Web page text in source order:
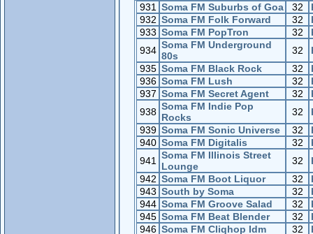
931 Soma FM Suburbs of Goa 32
932 Soma FM Folk Forward 32
933 Soma FM PopTron 32
934 Soma FM Underground
80s
32
935 Soma FM Black Rock 32
936 Soma FM Lush 32
937 Soma FM Secret Agent 32
938 Soma FM Indie Pop
Rocks
32
939 Soma FM Sonic Universe 32
940 Soma FM Digitalis 32
941
Soma FM Illinois Street
Lounge
32
942 Soma FM Boot Liquor 32
943 South by Soma 32
944 Soma FM Groove Salad 32
945 Soma FM Beat Blender 32
946 Soma FM Cliqhop Idm 32